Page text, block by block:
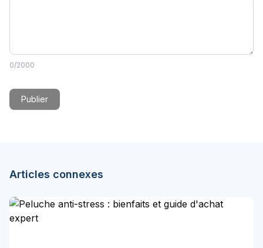
0/2000
Publier
Articles connexes